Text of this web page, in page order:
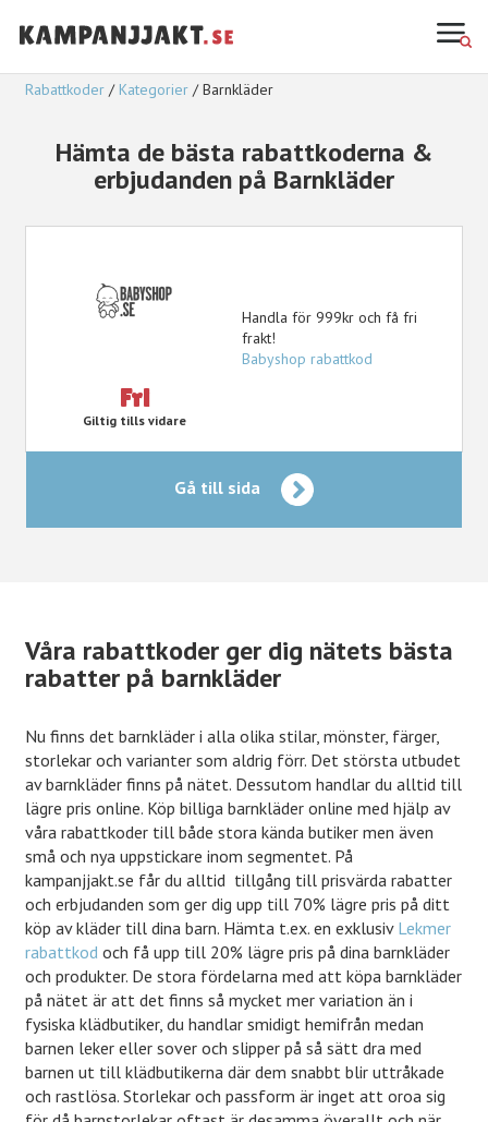
Rabattkoder Kategorier Barnkläder
Hämta de bästa rabattkoderna &
erbjudanden på Barnkläder
Fri
Giltig tills vidare
Handla för 999kr och få fri
frakt!
Babyshop rabattkod
Gå till sida
Våra rabattkoder ger dig nätets bästa
rabatter på barnkläder
Nu finns det barnkläder i alla olika stilar, mönster, färger,
storlekar och varianter som aldrig förr. Det största utbudet
av barnkläder finns på nätet. Dessutom handlar du alltid till
lägre pris online. Köp billiga barnkläder online med hjälp av
våra rabattkoder till både stora kända butiker men även
små och nya uppstickare inom segmentet. På
kampanjjakt.se får du alltid tillgång till prisvärda rabatter
och erbjudanden som ger dig upp till 70% lägre pris på ditt
köp av kläder till dina barn. Hämta t.ex. en exklusiv Lekmer
rabattkod och få upp till 20% lägre pris på dina barnkläder
och produkter. De stora fördelarna med att köpa barnkläder
på nätet är att det finns så mycket mer variation än i
fysiska klädbutiker, du handlar smidigt hemifrån medan
barnen leker eller sover och slipper på så sätt dra med
barnen ut till klädbutikerna där dem snabbt blir uttråkade
och rastlösa. Storlekar och passform är inget att oroa sig